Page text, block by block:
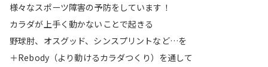
様々なスポーツ障害の予防をしています！
カラダが上手く動かないことで起きる
野球肘、オスグッド、シンスプリントなど…を
＋Rebody（より動けるカラダつくり）を通して